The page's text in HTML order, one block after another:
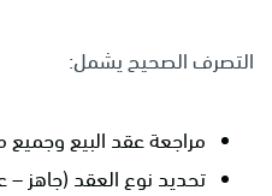
التصرف الصحيح يشمل:
مراجعة عقد البيع وجميع
تحديد نوع العقد (جاهز –